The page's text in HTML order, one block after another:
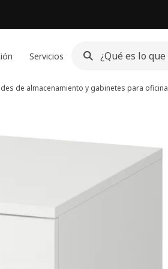
Servicios
de almacenamiento y gabinetes para oficina